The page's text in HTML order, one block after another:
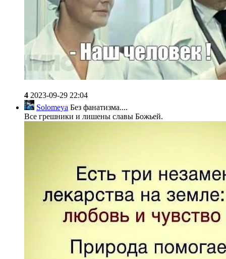
4 2023-09-29 22:04
Solomeya Без фанатизма....
Все грешники и лишены славы Божьей.